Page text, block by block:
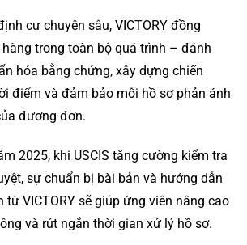
cư chuyên sâu, VICTORY đồng
trong toàn bộ quá trình – đánh
hóa bằng chứng, xây dựng chiến
điểm và đảm bảo mỗi hồ sơ phản ánh
đương đơn.
2025, khi USCIS tăng cường kiểm tra
sự chuẩn bị bài bản và hướng dẫn
từ VICTORY sẽ giúp ứng viên nâng cao
và rút ngắn thời gian xử lý hồ sơ.